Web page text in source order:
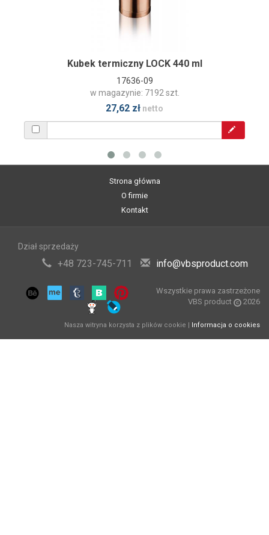
Kubek termiczny LOCK 440 ml
17636-09
w magazynie: 7192 szt.
27,62 zł netto
Strona główna
O firmie
Kontakt
Dział sprzedaży
+48 723-745-711 info@vbsproduct.com
Wszystkie prawa zastrzeżone
VBS product
2026
Nasza witryna korzysta z plików cookie | Informacja o cookies